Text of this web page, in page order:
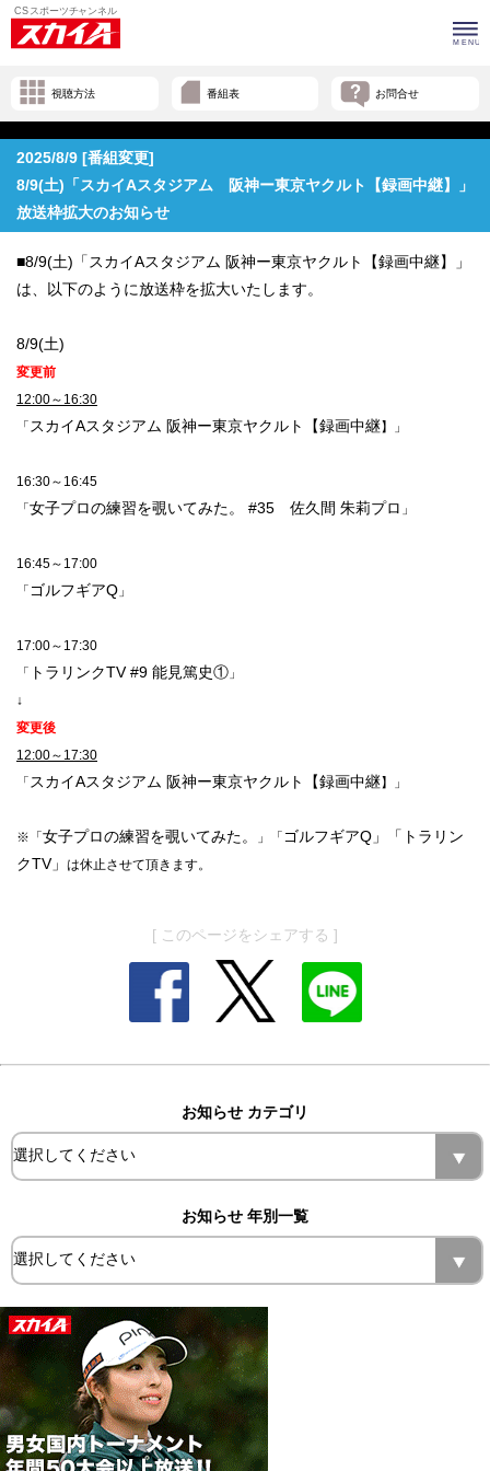
視聴方法 番組表 お問合せ
2025/8/9 [番組変更]
8/9(土)「スカイAスタジアム 阪神ー東京ヤクルト【録画中継】」
放送枠拡大のお知らせ
■8/9(土)「スカイAスタジアム 阪神ー東京ヤクルト【録画中継】」
は、以下のように放送枠を拡大いたします。
8/9(土)
変更前
12:00～16:30
「 スカイAスタジアム 阪神ー東京ヤクルト【録画中継】」
16:30～16:45
「 女子プロの練習を覗いてみた。 #35 佐久間 朱莉プロ 」
16:45～17:00
「 ゴルフギアQ 」
17:00～17:30
「
トラリンクTV #9 能見篤史① 」
↓
変更後
12:00～17:30
「 スカイAスタジアム 阪神ー東京ヤクルト【録画中継】」
※「 女子プロの練習を覗いてみた。 」「 ゴルフギアQ」「トラリン
クTV」 は休止させて頂きます。
[ このページをシェアする ]
お知らせ カテゴリ
お知らせ 年別一覧